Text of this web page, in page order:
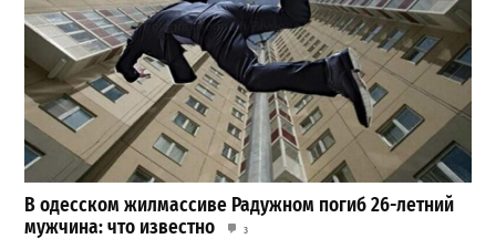
В одесском жилмассиве Радужном погиб 26-летний
мужчина: что известно
3